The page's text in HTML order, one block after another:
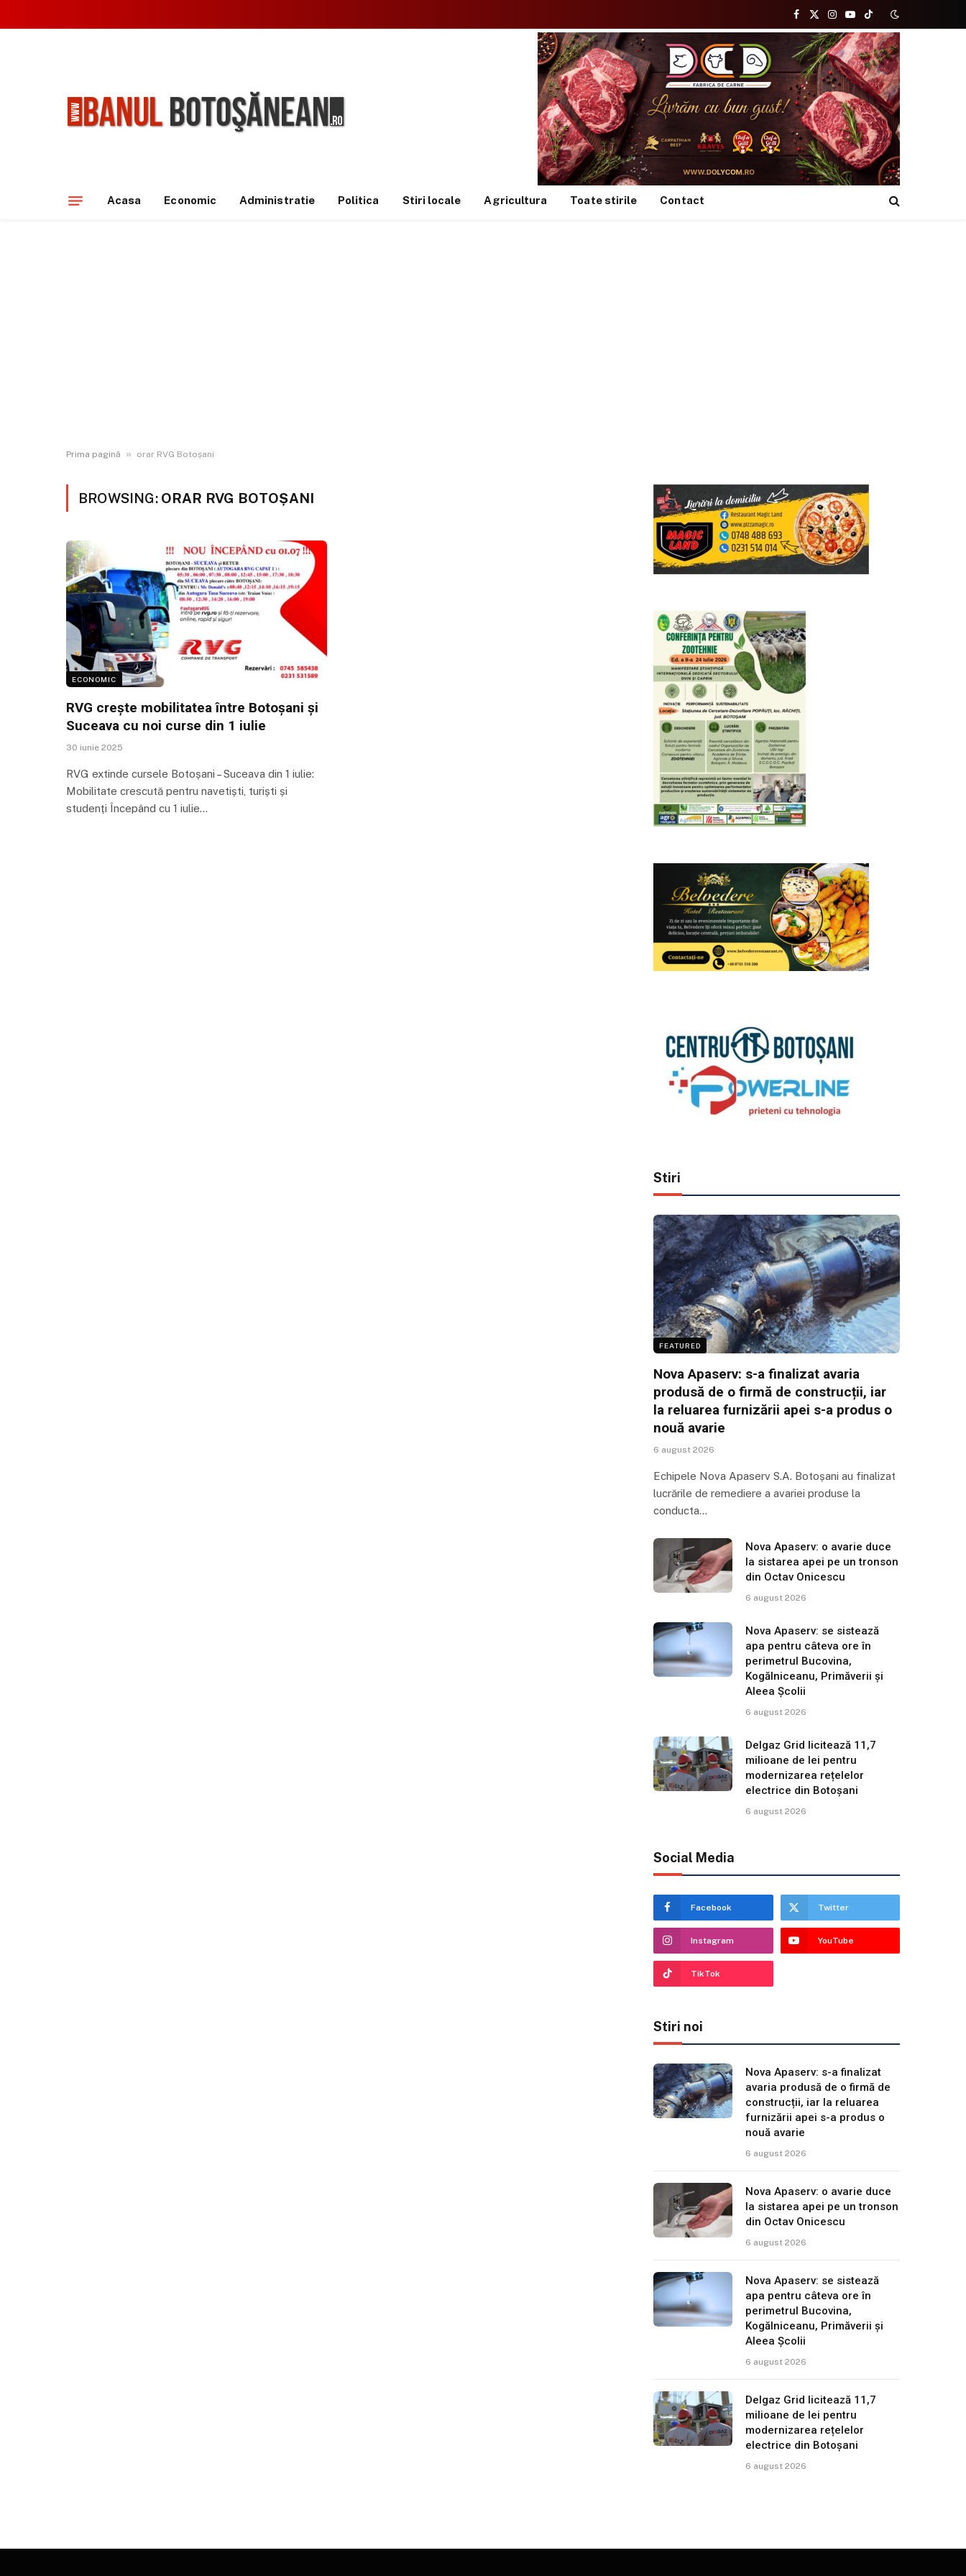
Facebook
X
(Twitter)
Instagram
YouTubeTikTok
Acasa Economic Administratie Politica Stiri locale Agricultura Toate stirile Contact
Prima pagină » orar RVG Botoșani
BROWSING: ORAR RVG BOTOȘANI
ECONOMIC
RVG crește mobilitatea între Botoșani și
Suceava cu noi curse din 1 iulie
30 iunie 2025
RVG extinde cursele Botoșani – Suceava din 1 iulie:
Mobilitate crescută pentru navetiști, turiști și
studenți Începând cu 1 iulie…
Stiri
FEATURED
Nova Apaserv: s-a finalizat avaria
produsă de o firmă de construcții, iar
la reluarea furnizării apei s-a produs o
nouă avarie
6 august 2026
Echipele Nova Apaserv S.A. Botoșani au finalizat
lucrările de remediere a avariei produse la
conducta…
Nova Apaserv: o avarie duce
la sistarea apei pe un tronson
din Octav Onicescu
6 august 2026
Nova Apaserv: se sistează
apa pentru câteva ore în
perimetrul Bucovina,
Kogălniceanu, Primăverii și
Aleea Școlii
6 august 2026
Delgaz Grid licitează 11,7
milioane de lei pentru
modernizarea rețelelor
electrice din Botoșani
6 august 2026
Social Media
Facebook Twitter
Instagram YouTube
TikTok
Stiri noi
Nova Apaserv: s-a finalizat
avaria produsă de o firmă de
construcții, iar la reluarea
furnizării apei s-a produs o
nouă avarie
6 august 2026
Nova Apaserv: o avarie duce
la sistarea apei pe un tronson
din Octav Onicescu
6 august 2026
Nova Apaserv: se sistează
apa pentru câteva ore în
perimetrul Bucovina,
Kogălniceanu, Primăverii și
Aleea Școlii
6 august 2026
Delgaz Grid licitează 11,7
milioane de lei pentru
modernizarea rețelelor
electrice din Botoșani
6 august 2026